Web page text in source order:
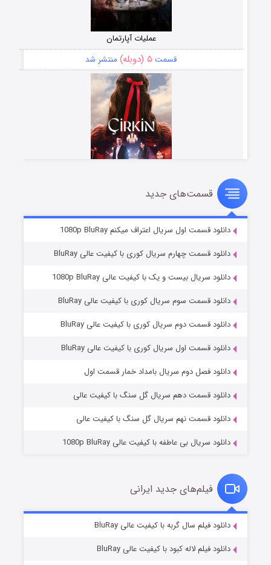
عملیات آپارتمان
قسمت ۵ (دوبله) منتشر شد
سریال زشت
قسمت۲ (زیرنویس) منتشر شد
مردگان متحرک: شهر مرده ۳
قسمت۲ (زیرنویس) منتشر شد
قسمت۷ (زیرنویس) منتشر شد
قسمت‌های جدید
دانلود قسمت اول سریال اعتراف میکنم 1080p BluRay
دانلود قسمت چهارم سریال کوری با کیفیت عالی BluRay
دانلود سریال بیست و یک با کیفیت عالی 1080p BluRay
دانلود قسمت سوم سریال کوری با کیفیت عالی BluRay
دانلود قسمت دوم سریال کوری با کیفیت عالی BluRay
دانلود قسمت اول سریال کوری با کیفیت عالی BluRay
دانلود فصل دوم سریال بامداد خمار قسمت اول
دانلود قسمت دهم سریال گل سنگ با کیفیت عالی
دانلود قسمت نهم سریال گل سنگ با کیفیت عالی
دانلود سریال بی عاطفه با کیفیت عالی 1080p BluRay
فیلم‌های جدید ایرانی
دانلود فیلم سال گربه با کیفیت عالی BluRay
دانلود فیلم لاله کبود با کیفیت عالی BluRay